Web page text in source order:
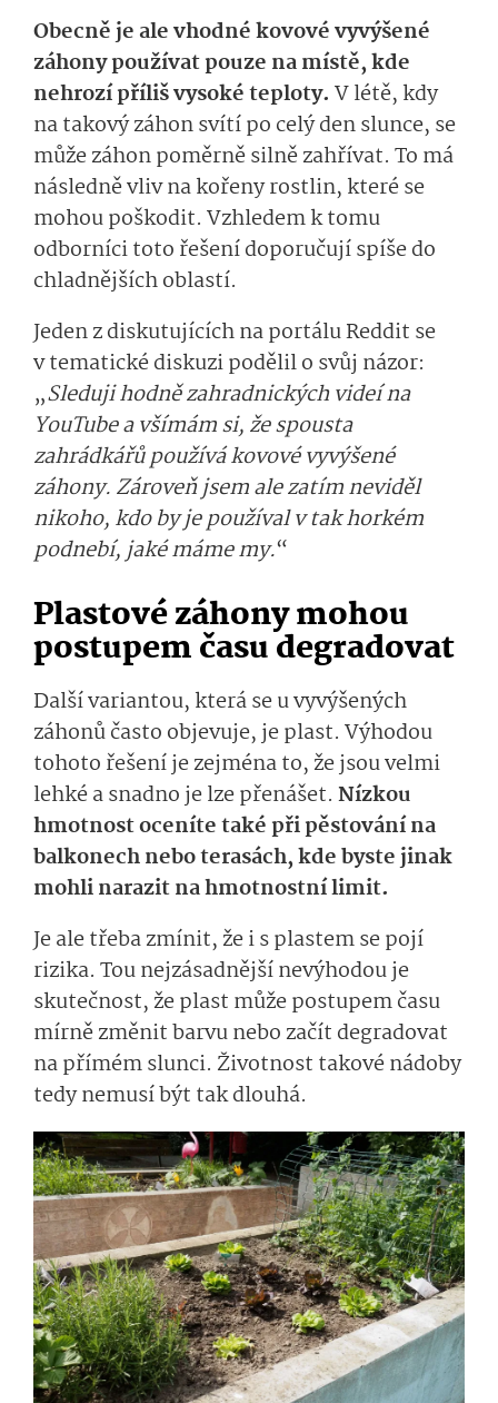
Obecně je ale vhodné kovové vyvýšené
záhony používat pouze na místě, kde
nehrozí příliš vysoké teploty. V létě, kdy
na takový záhon svítí po celý den slunce, se
může záhon poměrně silně zahřívat. To má
následně vliv na kořeny rostlin, které se
mohou poškodit. Vzhledem k tomu
odborníci toto řešení doporučují spíše do
chladnějších oblastí.
Jeden z diskutujících na portálu Reddit se
v tematické diskuzi podělil o svůj názor:
„Sleduji hodně zahradnických videí na
YouTube a všímám si, že spousta
zahrádkářů používá kovové vyvýšené
záhony. Zároveň jsem ale zatím neviděl
nikoho, kdo by je používal v tak horkém
podnebí, jaké máme my.“
Plastové záhony mohou
postupem času degradovat
Další variantou, která se u vyvýšených
záhonů často objevuje, je plast. Výhodou
tohoto řešení je zejména to, že jsou velmi
lehké a snadno je lze přenášet. Nízkou
hmotnost oceníte také při pěstování na
balkonech nebo terasách, kde byste jinak
mohli narazit na hmotnostní limit.
Je ale třeba zmínit, že i s plastem se pojí
rizika. Tou nejzásadnější nevýhodou je
skutečnost, že plast může postupem času
mírně změnit barvu nebo začít degradovat
na přímém slunci. Životnost takové nádoby
tedy nemusí být tak dlouhá.